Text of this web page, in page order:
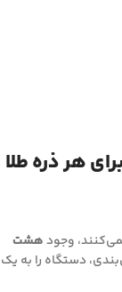
هر ذره طلا
هشت
دستگاه را به یک